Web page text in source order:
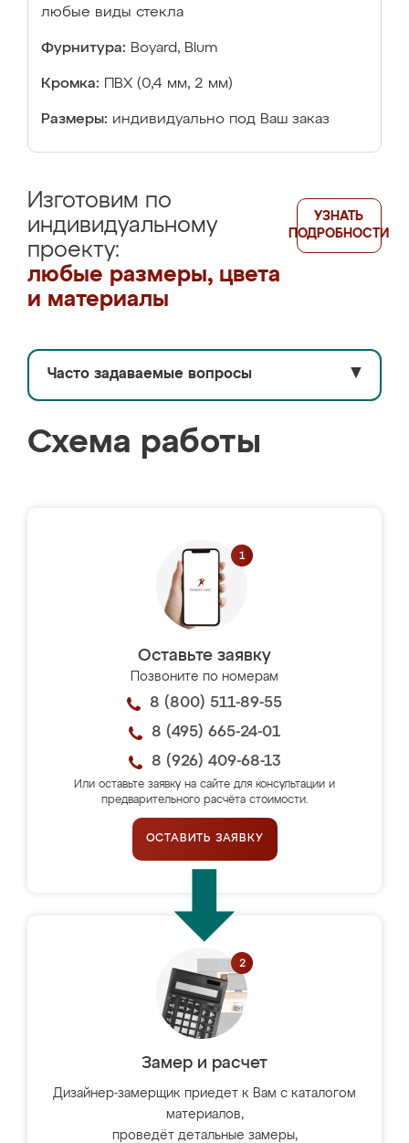
любые виды стекла
Фурнитура: Boyard, Blum
Кромка: ПВХ (0,4 мм, 2 мм)
Размеры: индивидуально под Ваш заказ
Изготовим по
индивидуальному
проекту:
любые размеры, цвета
и материалы
УЗНАТЬ
ПОДРОБНОСТИ
Часто задаваемые вопросы ▼
Схема работы
Оставьте заявку
Позвоните по номерам
8 (800) 511-89-55
8 (495) 665-24-01
8 (926) 409-68-13
Или оставьте заявку на сайте для консультации и
предварительного расчёта стоимости.
ОСТАВИТЬ ЗАЯВКУ
Замер и расчет
Дизайнер-замерщик приедет к Вам с каталогом
материалов,
проведёт детальные замеры,